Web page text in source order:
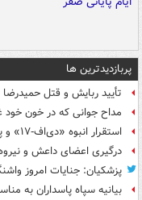
پربازدیدترین ها
تأیید ربایش و قتل حمیدرضا
مداح جوانی که در خون خود
استقرار انبوه «دی‌اف‑۱۷» و پایان عصر پدافند آمریکا +عکس
درگیری اعضای داعش و
پزشکیان: جنایات امروز
بیانیه سپاه پاسداران به